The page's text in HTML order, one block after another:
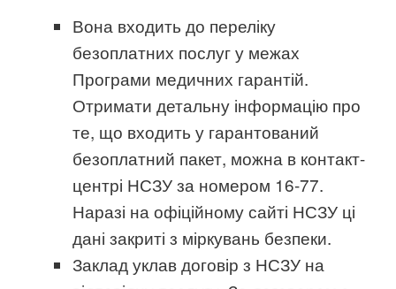
Вона входить до переліку
безоплатних послуг у межах
Програми медичних гарантій.
Отримати детальну інформацію про
те, що входить у гарантований
безоплатний пакет, можна в контакт-
центрі НСЗУ за номером 16-77.
Наразі на офіційному сайті НСЗУ ці
дані закриті з міркувань безпеки.
Заклад уклав договір з НСЗУ на